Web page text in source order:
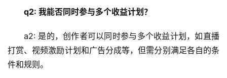
q2: 我能否同时参与多个收益计划？
a2: 是的，创作者可以同时参与多个收益计划，如直播
打赏、视频激励计划和广告分成等，但需分别满足各自的条
件和规则。